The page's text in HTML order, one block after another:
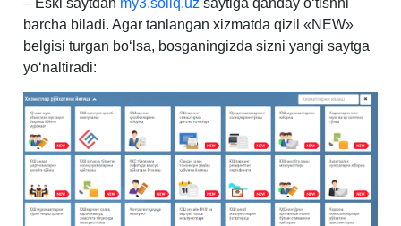
– Eski saytdan my3.soliq.uz saytiga qanday oʻtishni
barcha biladi. Agar tanlangan хizmatda qizil «NEW»
belgisi turgan boʻlsa, bosganingizda sizni yangi saytga
yoʻnaltiradi: